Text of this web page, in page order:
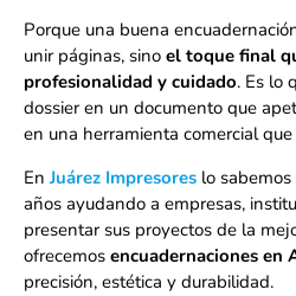
Porque una buena
unir páginas, sino el toque final
profesionalidad y cuidado. Es lo
dossier en un documento que
en una herramienta comercial
En Juárez Impresores lo
años ayudando a empresas,
presentar sus proyectos de la
ofrecemos encuadernaciones en
precisión, estética y durabilidad.